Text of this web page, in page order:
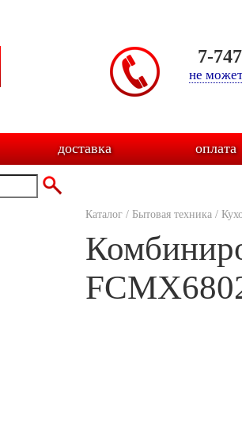
7-
не
доставка оплата
Каталог / Бытовая техника /